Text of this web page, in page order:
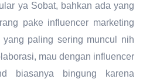
ya Sobat, bahkan ada yang
pake influencer marketing
paling sering muncul nih
mau dengan influencer
biasanya bingung karena